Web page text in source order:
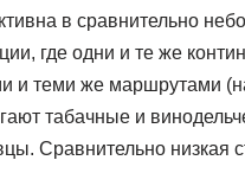
в сравнительно
где одни и те же
и теми же маршрутами
табачные и
Сравнительно низкая